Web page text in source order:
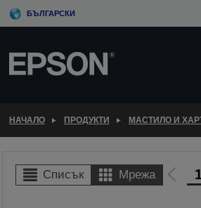
БЪЛГАРСКИ
НАЧАЛО ПРОДУКТИ МАСТИЛО И
Списък Мрежа